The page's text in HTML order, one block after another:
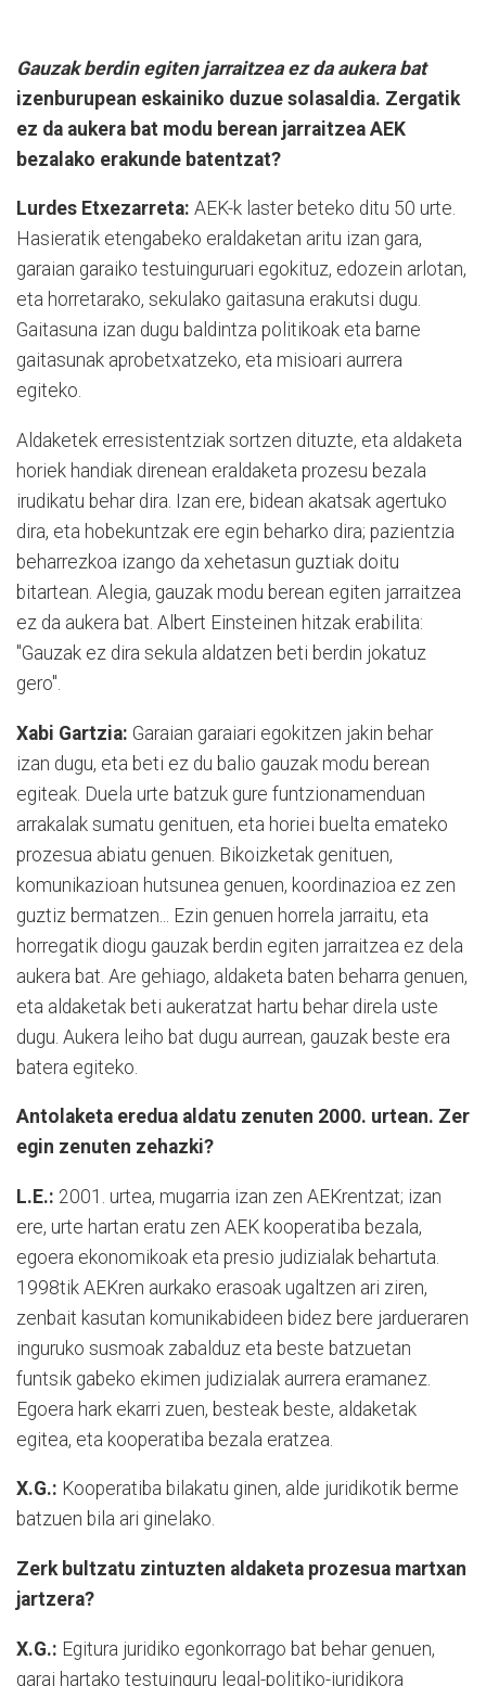
Gauzak berdin egiten jarraitzea ez da aukera bat
izenburupean eskainiko duzue solasaldia. Zergatik
ez da aukera bat modu berean jarraitzea AEK
bezalako erakunde batentzat?
Lurdes Etxezarreta: AEK-k laster beteko ditu 50 urte.
Hasieratik etengabeko eraldaketan aritu izan gara,
garaian garaiko testuinguruari egokituz, edozein arlotan,
eta horretarako, sekulako gaitasuna erakutsi dugu.
Gaitasuna izan dugu baldintza politikoak eta barne
gaitasunak aprobetxatzeko, eta misioari aurrera
egiteko.
Aldaketek erresistentziak sortzen dituzte, eta aldaketa
horiek handiak direnean eraldaketa prozesu bezala
irudikatu behar dira. Izan ere, bidean akatsak agertuko
dira, eta hobekuntzak ere egin beharko dira; pazientzia
beharrezkoa izango da xehetasun guztiak doitu
bitartean. Alegia, gauzak modu berean egiten jarraitzea
ez da aukera bat. Albert Einsteinen hitzak erabilita:
"Gauzak ez dira sekula aldatzen beti berdin jokatuz
gero".
Xabi Gartzia: Garaian garaiari egokitzen jakin behar
izan dugu, eta beti ez du balio gauzak modu berean
egiteak. Duela urte batzuk gure funtzionamenduan
arrakalak sumatu genituen, eta horiei buelta emateko
prozesua abiatu genuen. Bikoizketak genituen,
komunikazioan hutsunea genuen, koordinazioa ez zen
guztiz bermatzen... Ezin genuen horrela jarraitu, eta
horregatik diogu gauzak berdin egiten jarraitzea ez dela
aukera bat. Are gehiago, aldaketa baten beharra genuen,
eta aldaketak beti aukeratzat hartu behar direla uste
dugu. Aukera leiho bat dugu aurrean, gauzak beste era
batera egiteko.
Antolaketa eredua aldatu zenuten 2000. urtean. Zer
egin zenuten zehazki?
L.E.: 2001. urtea, mugarria izan zen AEKrentzat; izan
ere, urte hartan eratu zen AEK kooperatiba bezala,
egoera ekonomikoak eta presio judizialak behartuta.
1998tik AEKren aurkako erasoak ugaltzen ari ziren,
zenbait kasutan komunikabideen bidez bere jardueraren
inguruko susmoak zabalduz eta beste batzuetan
funtsik gabeko ekimen judizialak aurrera eramanez.
Egoera hark ekarri zuen, besteak beste, aldaketak
egitea, eta kooperatiba bezala eratzea.
X.G.: Kooperatiba bilakatu ginen, alde juridikotik berme
batzuen bila ari ginelako.
Zerk bultzatu zintuzten aldaketa prozesua martxan
jartzera?
X.G.: Egitura juridiko egonkorrago bat behar genuen,
garai hartako testuinguru legal-politiko-juridikora